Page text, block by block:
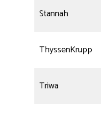
Stannah
ThyssenKrupp
Triwa